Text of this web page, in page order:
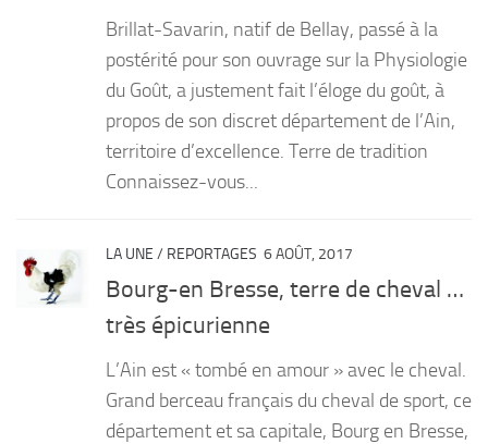
Desserts
Brillat-Savarin, natif de Bellay, passé à la
postérité pour son ouvrage sur la Physiologie
du Goût, a justement fait l’éloge du goût, à
propos de son discret département de l’Ain,
territoire d’excellence. Terre de tradition
Connaissez-vous...
LA UNE / REPORTAGES 6 AOÛT, 2017
Bourg-en Bresse, terre de cheval …
très épicurienne
L’Ain est « tombé en amour » avec le cheval.
Grand berceau français du cheval de sport, ce
département et sa capitale, Bourg en Bresse,